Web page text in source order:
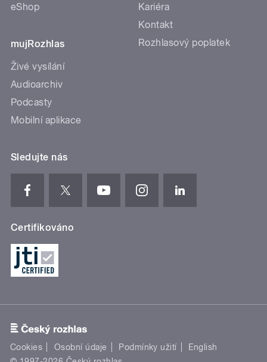
eShop
mujRozhlas
Živé vysílání
Audioarchiv
Podcasty
Mobilní aplikace
Kariéra
Kontakt
Rozhlasový poplatek
Sledujte nás
Certifikováno
Cookies Osobní údaje Podmínky užití
English